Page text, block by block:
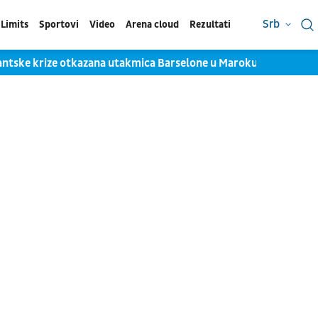
Limits Sportovi Video Arena cloud Rezultati Srb
krize otkazana utakmica Barselone u Maroku